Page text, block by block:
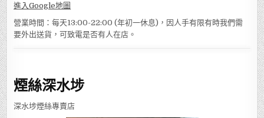
進入Google地圖
營業時間：每天13:00-22:00 (年初一休息)，因人手有限有時我們需
要外出送貨，可致電是否有人在店。
煙絲深水埗
深水埗煙絲專賣店